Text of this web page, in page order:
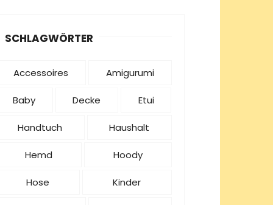
SCHLAGWÖRTER
Accessoires Amigurumi
Baby Decke Etui
Handtuch Haushalt
Hemd Hoody
Hose Kinder